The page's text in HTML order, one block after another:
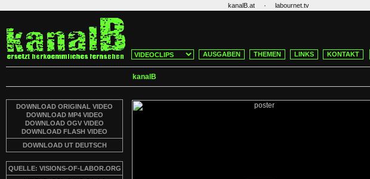
kanalB.at · labournet.tv
AUSGABEN THEMEN LINKS KONTAKT
kanalB
DOWNLOAD ORIGINAL VIDEO
DOWNLOAD MP4 VIDEO
DOWNLOAD OGV VIDEO
DOWNLOAD FLASH VIDEO
DOWNLOAD UT DEUTSCH
QUELLE: VISIONS-OF-LABOR.ORG